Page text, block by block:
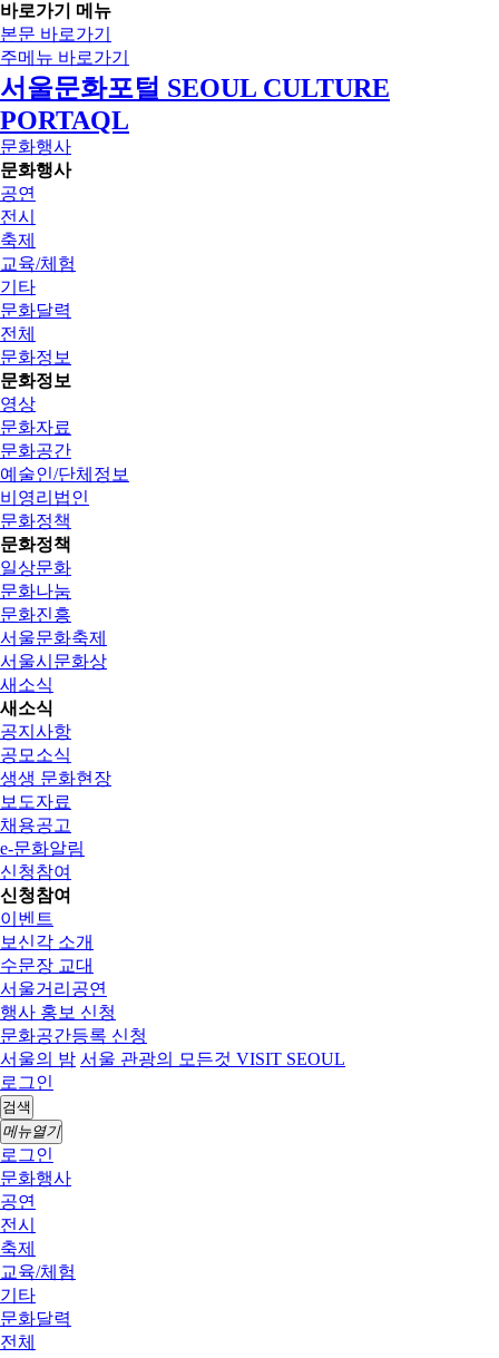
바로가기 메뉴
본문 바로가기
주메뉴 바로가기
서울문화포털 SEOUL CULTURE
PORTAQL
문화행사
문화행사
공연
전시
축제
교육/체험
기타
문화달력
전체
문화정보
문화정보
영상
문화자료
문화공간
예술인/단체정보
비영리법인
문화정책
문화정책
일상문화
문화나눔
문화진흥
서울문화축제
서울시문화상
새소식
새소식
공지사항
공모소식
생생 문화현장
보도자료
채용공고
e-문화알림
신청참여
신청참여
이벤트
보신각 소개
수문장 교대
서울거리공연
행사 홍보 신청
문화공간등록 신청
서울의 밤 서울 관광의 모든것 VISIT SEOUL
로그인
검색
메뉴열기
로그인
문화행사
공연
전시
축제
교육/체험
기타
문화달력
전체